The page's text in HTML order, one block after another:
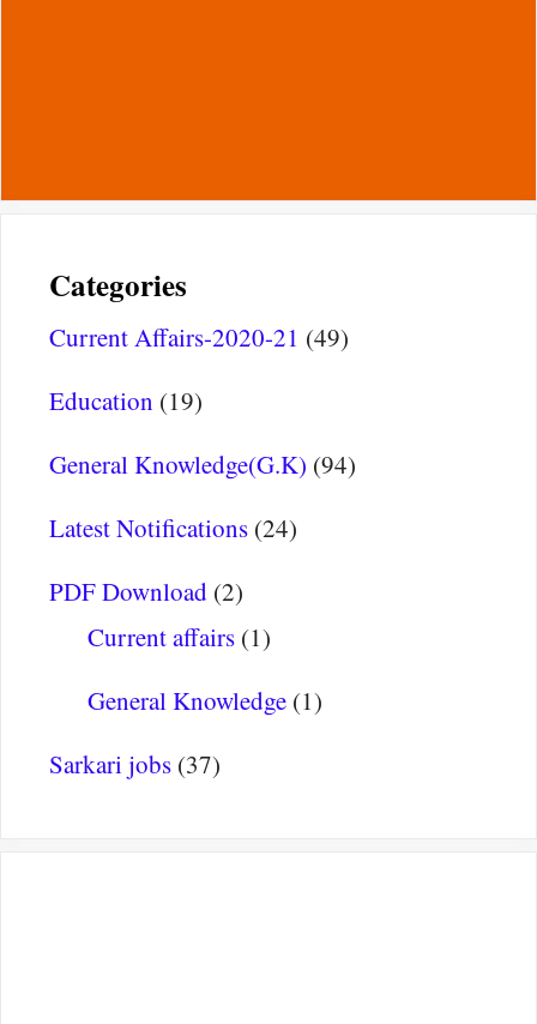
Categories
Current Affairs-2020-21 (49)
Education (19)
General Knowledge(G.K) (94)
Latest Notifications (24)
PDF Download (2)
Current affairs(1)
General Knowledge(1)
Sarkari jobs (37)